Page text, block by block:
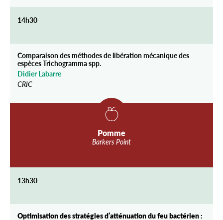
14h30
Comparaison des méthodes de libération mécanique des
espèces Trichogramma spp.
Didier Labarre
CRIC
Pomme
Barkers Point
13h30
Optimisation des stratégies d’atténuation du feu bactérien :